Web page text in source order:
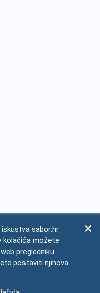
sabor.hr
kolačića možete
pregledniku.
postaviti njihova